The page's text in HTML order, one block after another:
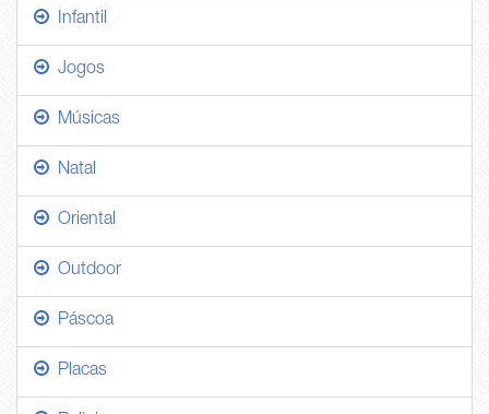
Infantil
Jogos
Músicas
Natal
Oriental
Outdoor
Páscoa
Placas